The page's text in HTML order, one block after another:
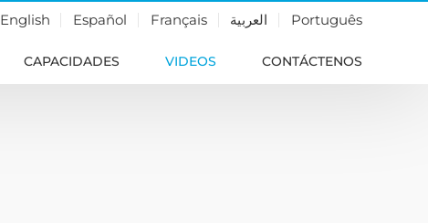
English Español Français العربية Português
CAPACIDADES VIDEOS CONTÁCTENOS